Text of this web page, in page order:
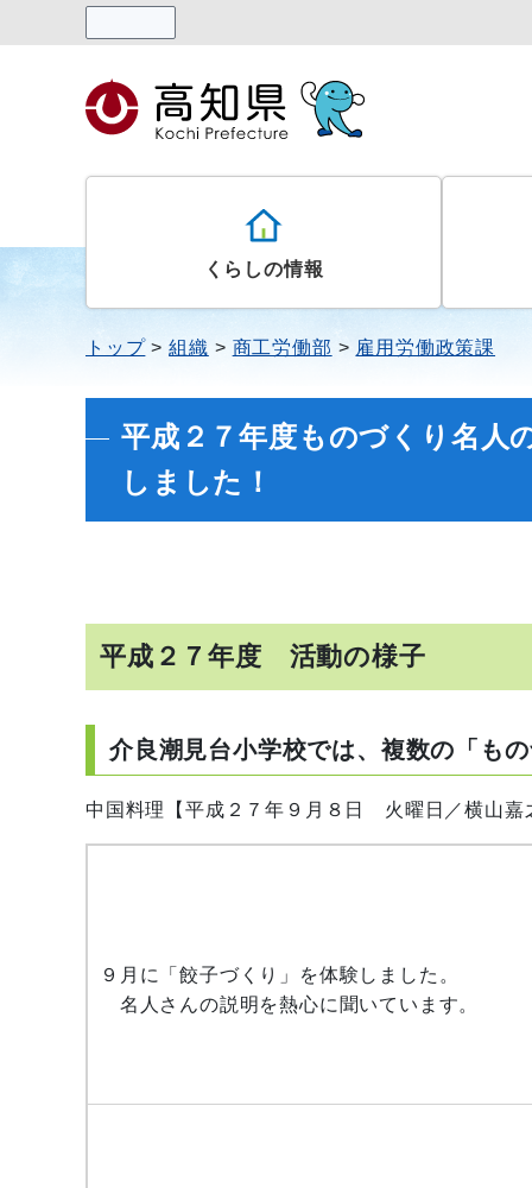
くらしの情報
トップ 組織 商工労働部 雇用労働政策課
平成２７年度ものづくり名人
しました！
平成２７年度 活動の様子
介良潮見台小学校では、複数の「も
中国料理【平成２７年９月８日 火曜日／横山
９月に「餃子づくり」を体験しました。
名人さんの説明を熱心に聞いています。